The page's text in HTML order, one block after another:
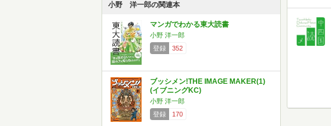
小野 洋一郎の関連本
マンガでわかる東大読書
小野 洋一郎
登録
352
ブッシメン!THE IMAGE MAKER(1)
(イブニングKC)
小野 洋一郎
登録
170